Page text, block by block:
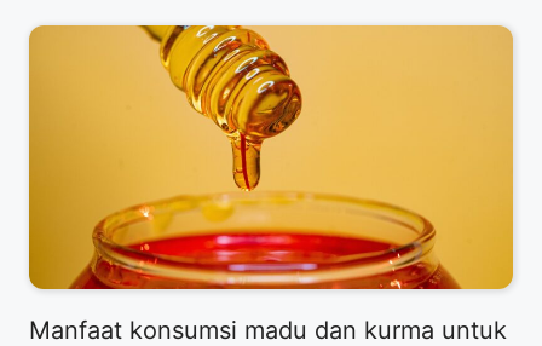
Manfaat konsumsi madu dan kurma untuk